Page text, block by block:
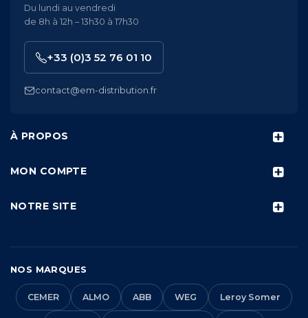
À PROPOS
MON COMPTE
NOTRE SITE
Du lundi au vendredi
de 8h à 12h – 13h30 à 17h30
+33 (0)3 52 76 01 10
contact@em-distribution.fr
NOS MARQUES
CEMER ALMO ABB WEG Leroy Somer